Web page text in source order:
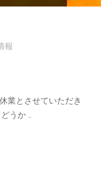
報
業とさせていただき
うか …